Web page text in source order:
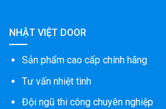
NHẬT VIỆT DOOR
Sản phẩm cao cấp chính hãng
Tư vấn nhiệt tình
Đội ngũ thi công chuyên nghiệp